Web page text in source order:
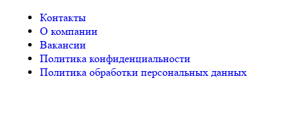
Контакты
О компании
Вакансии
Политика конфиденциальности
Политика обработки персональных данных